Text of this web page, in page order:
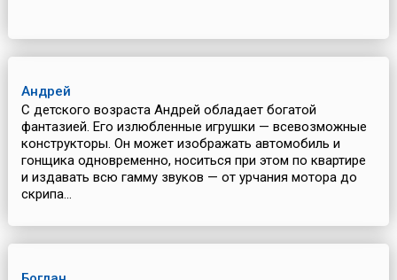
Андрей
С детского возраста Андрей обладает богатой
фантазией. Его излюбленные игрушки — всевозможные
конструкторы. Он может изображать автомобиль и
гонщика одновременно, носиться при этом по квартире
и издавать всю гамму звуков — от урчания мотора до
скрипа...